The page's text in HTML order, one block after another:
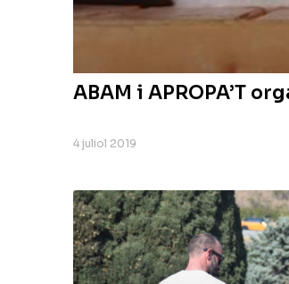
ABAM i APROPA’T
4 juliol 2019